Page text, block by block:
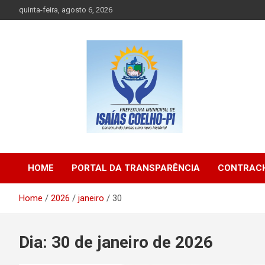
to
quinta-feira, agosto 6, 2026
Prefeitura Municipal
Isaias Coelho
HOME PORTAL DA TRANSPARÊNCIA
Home 2026 janeiro 30
Dia: 30 de janeiro de 2026